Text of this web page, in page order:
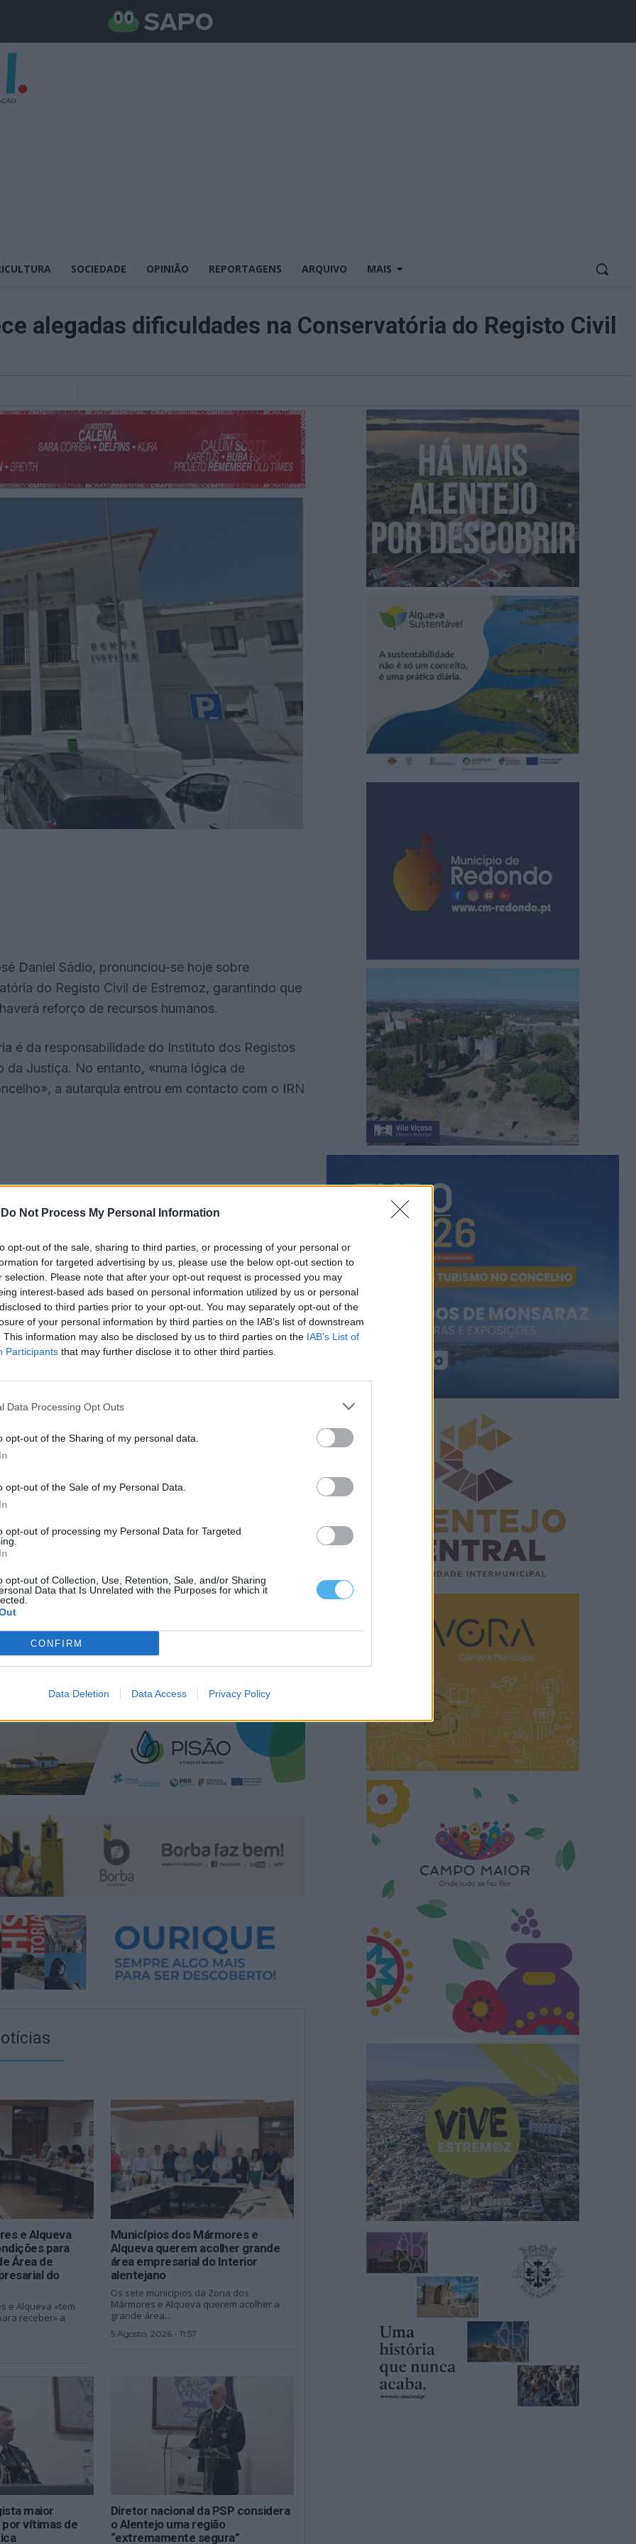
Do Not Process My Personal Information
opt-out of the sale, sharing to third parties, or processing of your personal or
for targeted advertising by us, please use the below opt-out section to
selection. Please note that after your opt-out request is processed you may
interest-based ads based on personal information utilized by us or personal
to third parties prior to your opt-out. You may separately opt-out of the
of your personal information by third parties on the IAB’s list of downstream
This information may also be disclosed by us to third parties on the IAB’s List of
Participants that may further disclose it to other third parties.
Data Processing Opt Outs
opt-out of the Sharing of my personal data.
opt-out of the Sale of my Personal Data.
opt-out of processing my Personal Data for Targeted
opt-out of Collection, Use, Retention, Sale, and/or Sharing
Data that Is Unrelated with the Purposes for which it
CONFIRM
Data Deletion Data Access Privacy Policy
SOCIEDADE OPINIÃO REPORTAGENS ARQUIVO MAIS
alegadas dificuldades na Conservatória do Registo Civil
Daniel Sádio, pronunciou-se hoje sobre
do Registo Civil de Estremoz, garantindo que
reforço de recursos humanos.
é da responsabilidade do Instituto dos Registos
Justiça. No entanto, «numa lógica de
a autarquia entrou em contacto com o IRN
problemas com os recursos humanos
disponíveis na Conservatória de Estremoz e
mesmos», afirmou José Daniel Sádio,
funciona com normalidade e que existirá
para colaborar com as entidades
relatados e evitar que situações semelhantes
e Alqueva
para
Área de
do
e Alqueva «tem
receber» a
Municípios dos Mármores e
Alqueva querem acolher grande
área empresarial do Interior
alentejano
Os sete municípios da Zona dos
Mármores e Alqueva querem acolher a
grande área...
5 Agosto, 2026 - 11:57
maior
vítimas de
Diretor nacional da PSP considera
o Alentejo uma região
“extremamente segura”